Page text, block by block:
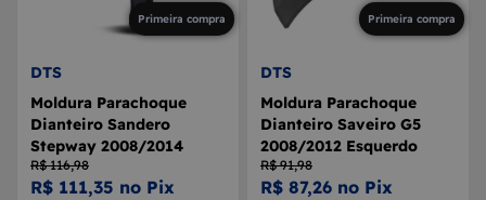
Primeira compra
DTS
Moldura Parachoque
Dianteiro Sandero
Stepway 2008/2014
R$ 116,98
R$ 111,35 no Pix
Primeira compra
DTS
Moldura Parachoque
Dianteiro Saveiro G5
2008/2012 Esquerdo
R$ 91,98
R$ 87,26 no Pix